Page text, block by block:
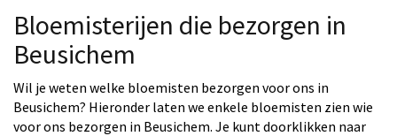
Bloemisterijen die bezorgen in
Beusichem
Wil je weten welke bloemisten bezorgen voor ons in
Beusichem? Hieronder laten we enkele bloemisten zien wie
voor ons bezorgen in Beusichem. Je kunt doorklikken naar